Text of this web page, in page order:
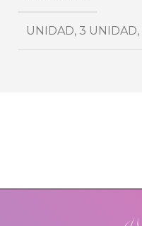
UNIDAD, 3 UNIDAD,